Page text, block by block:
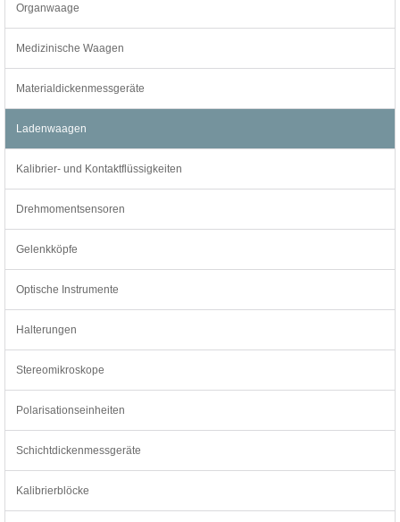
Organwaage
Medizinische Waagen
Materialdickenmessgeräte
Ladenwaagen
Kalibrier- und Kontaktflüssigkeiten
Drehmomentsensoren
Gelenkköpfe
Optische Instrumente
Halterungen
Stereomikroskope
Polarisationseinheiten
Schichtdickenmessgeräte
Kalibrierblöcke